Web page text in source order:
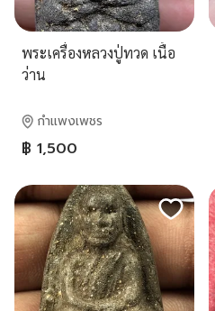
พระเครื่องหลวงปู่ทวด เนื้อ
ว่าน
กำแพงเพชร
฿ 1,500